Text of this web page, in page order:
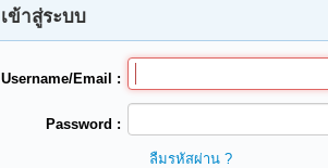
เข้าสู่ระบบ
Username/Email :
Password :
ลืมรหัสผ่าน ?